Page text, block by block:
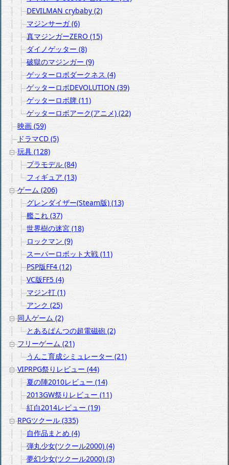
DEVILMAN crybaby (2)
マジンサーガ (6)
真マジンガーZERO (15)
ダイノゲッター (8)
破獄のマジンガー (9)
ゲッターロボダークネス (4)
ゲッターロボDEVOLUTION (39)
ゲッターロボ牌 (11)
ゲッターロボアーク(アニメ) (22)
映画 (59)
ドラマCD (5)
玩具 (128)
プラモデル (84)
フィギュア (13)
ゲーム (206)
グレンダイザー(Steam版) (13)
艦これ (37)
世界樹の迷宮 (18)
ロックマン (9)
スーパーロボット大戦 (11)
PSP版FF4 (12)
VC版FF5 (4)
マジン打 (1)
アンク (25)
同人ゲーム (2)
とあるぱんつの超電磁砲 (2)
フリーゲーム (21)
うんこ育成シミュレーター (21)
VIPRPG祭りレビュー (44)
夏の陣2010レビュー (14)
2013GW祭りレビュー (11)
紅白2014レビュー (19)
RPGツクール (335)
自作品まとめ (4)
弾丸少女(ツクール2000) (4)
夢幻少女(ツクール2000) (3)